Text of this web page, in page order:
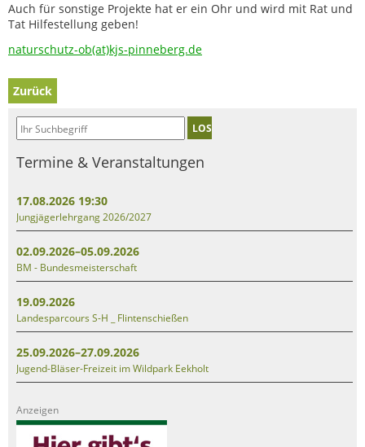
Auch für sonstige Projekte hat er ein Ohr und wird mit Rat und
Tat Hilfestellung geben!
naturschutz-ob(at)kjs-pinneberg.de
Zurück
LOS
Termine & Veranstaltungen
17.08.2026 19:30
Jungjägerlehrgang 2026/2027
02.09.2026–05.09.2026
BM - Bundesmeisterschaft
19.09.2026
Landesparcours S-H _ Flintenschießen
25.09.2026–27.09.2026
Jugend-Bläser-Freizeit im Wildpark Eekholt
Anzeigen